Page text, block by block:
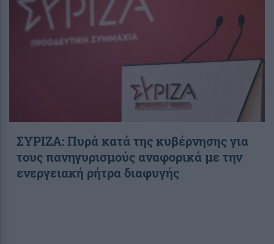
ΣΥΡΙΖΑ: Πυρά κατά της κυβέρνησης για
τους πανηγυρισμούς αναφορικά με την
ενεργειακή ρήτρα διαφυγής